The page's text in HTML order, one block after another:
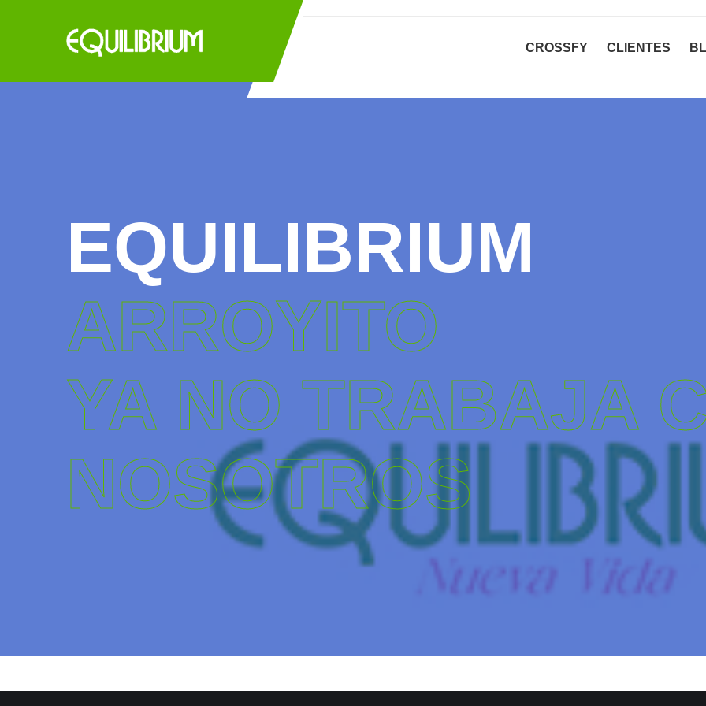
CROSSFY CLIENTES
EQUILIBRIUM
ARROYITO
YA NO TRABAJA
NOSOTROS